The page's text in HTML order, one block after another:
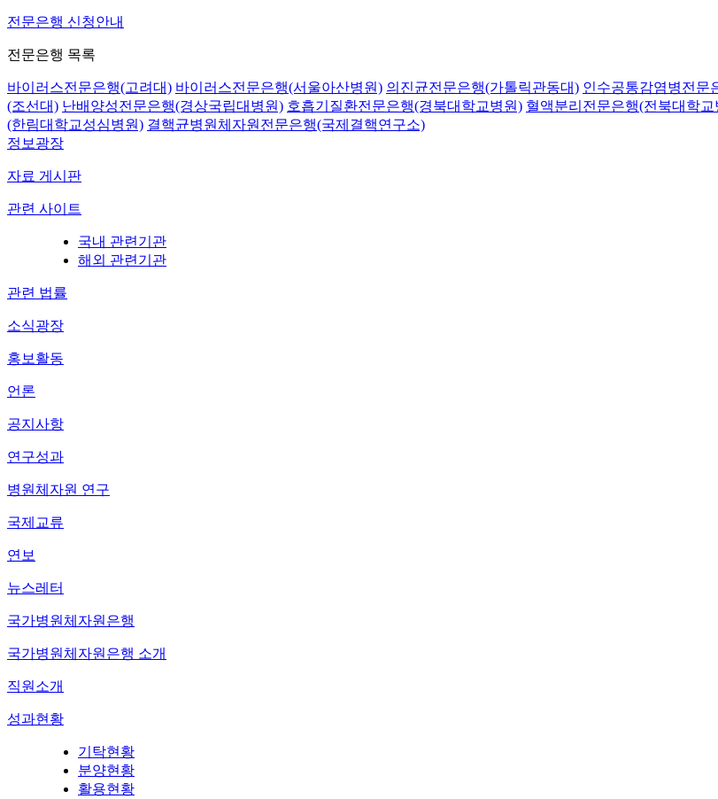
전문은행 신청안내
전문은행 목록
바이러스전문은행(고려대) 바이러스전문은행(서울아산병원) 의진균전문은행(가톨릭관동대) 인수공통감염병전문
(조선대) 난배양성전문은행(경상국립대병원) 호흡기질환전문은행(경북대학교병원) 혈액분리전문은행(전북대학교
(한림대학교성심병원) 결핵균병원체자원전문은행(국제결핵연구소)
정보광장
자료 게시판
관련 사이트
국내 관련기관
해외 관련기관
관련 법률
소식광장
홍보활동
언론
공지사항
연구성과
병원체자원 연구
국제교류
연보
뉴스레터
국가병원체자원은행
국가병원체자원은행 소개
직원소개
성과현황
기탁현황
분양현황
활용현황